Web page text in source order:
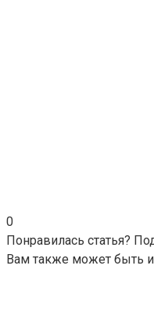
0
Понравилась статья?
Вам также может быть